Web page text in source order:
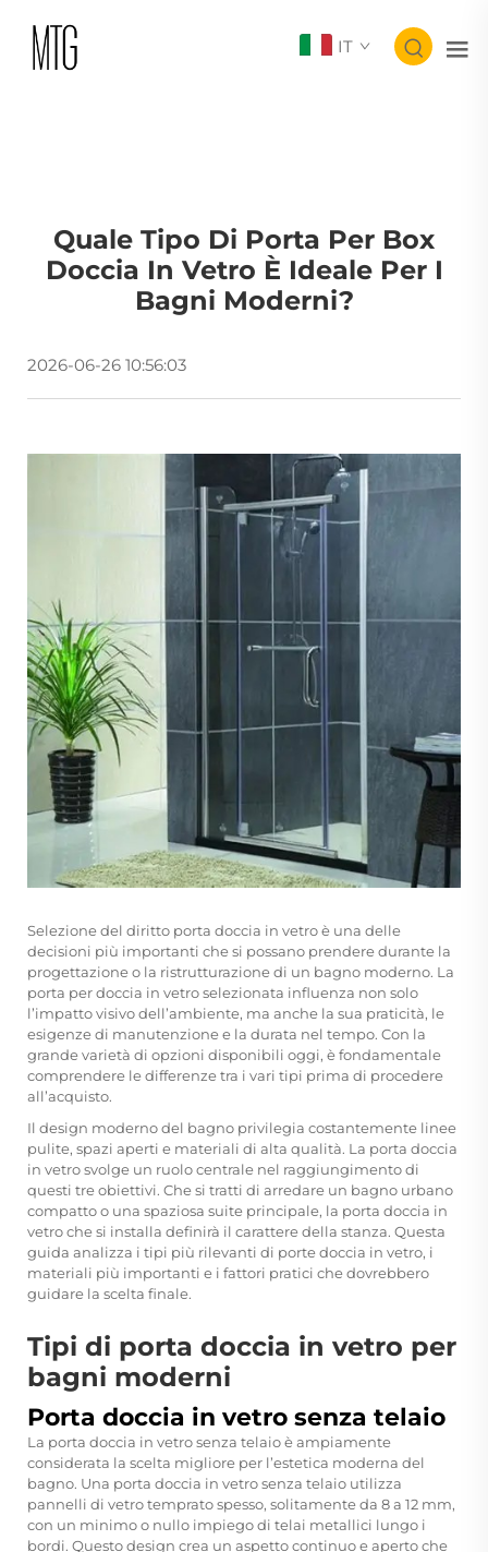
IT
Quale Tipo Di Porta Per Box
Doccia In Vetro È Ideale Per I
Bagni Moderni?
2026-06-26 10:56:03
Selezione del diritto porta doccia in vetroè una delle
decisioni più importanti che si possano prendere durante la
progettazione o la ristrutturazione di un bagno moderno. La
porta per doccia in vetro selezionata influenza non solo
l’impatto visivo dell’ambiente, ma anche la sua praticità, le
esigenze di manutenzione e la durata nel tempo. Con la
grande varietà di opzioni disponibili oggi, è fondamentale
comprendere le differenze tra i vari tipi prima di procedere
all’acquisto.
Il design moderno del bagno privilegia costantemente linee
pulite, spazi aperti e materiali di alta qualità. La porta doccia
in vetro svolge un ruolo centrale nel raggiungimento di
questi tre obiettivi. Che si tratti di arredare un bagno urbano
compatto o una spaziosa suite principale, la porta doccia in
vetro che si installa definirà il carattere della stanza. Questa
guida analizza i tipi più rilevanti di porte doccia in vetro, i
materiali più importanti e i fattori pratici che dovrebbero
guidare la scelta finale.
Tipi di porta doccia in vetro per
bagni moderni
Porta doccia in vetro senza telaio
La porta doccia in vetro senza telaio è ampiamente
considerata la scelta migliore per l’estetica moderna del
bagno. Una porta doccia in vetro senza telaio utilizza
pannelli di vetro temprato spesso, solitamente da 8 a 12 mm,
con un minimo o nullo impiego di telai metallici lungo i
bordi. Questo design crea un aspetto continuo e aperto che